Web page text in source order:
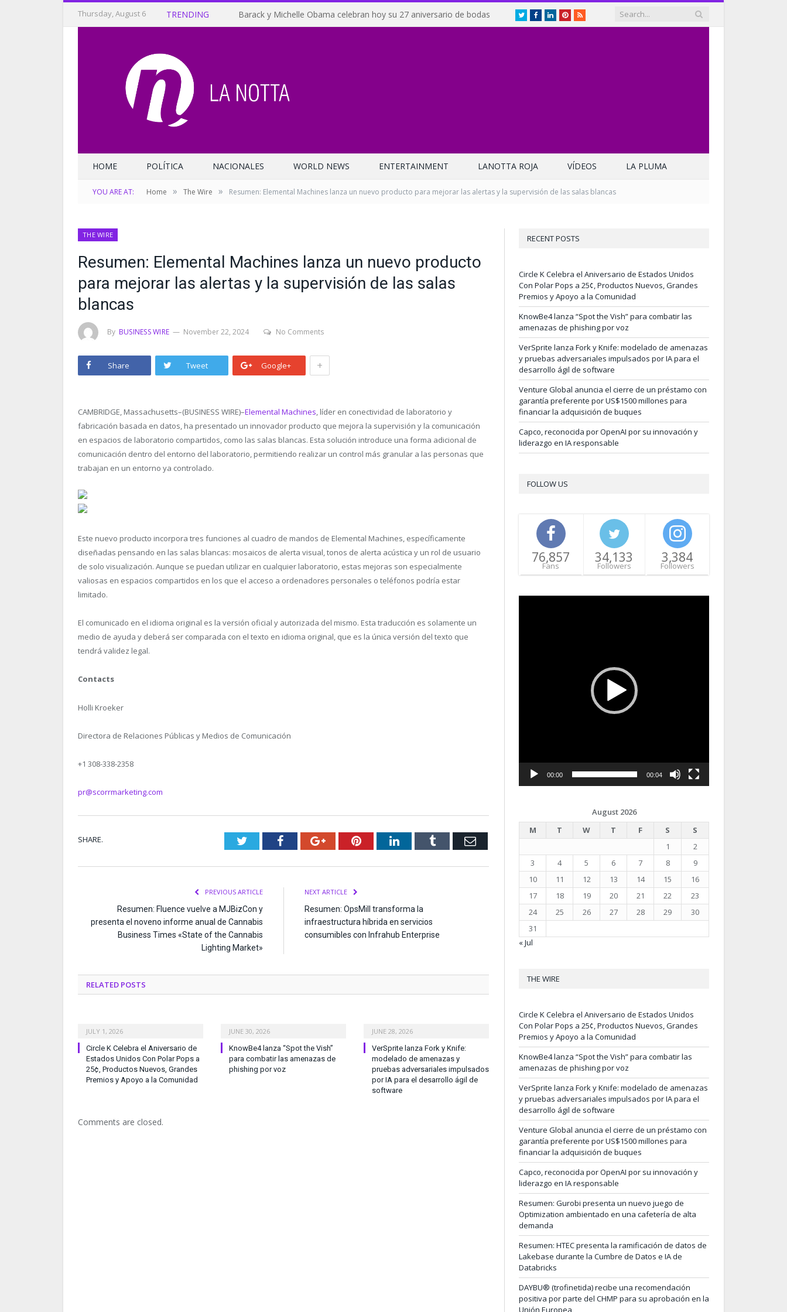
Thursday, August 6 TRENDING Barack y Michelle Obama celebran hoy su 27 aniversario de bodas TwitterFacebookLinkedInPinterest
RSS
HOME POLÍTICA NACIONALES WORLD NEWS ENTERTAINMENT LANOTTA ROJA VÍDEOS LA PLUMA
YOU ARE AT: Home » The Wire » Resumen: Elemental Machines lanza un nuevo producto para mejorar las alertas y la supervisión de las salas blancas
THE WIRE
Resumen: Elemental Machines lanza un nuevo producto
para mejorar las alertas y la supervisión de las salas
blancas
By BUSINESS WIRE November 22, 2024 No Comments
Share Tweet Google+ +
CAMBRIDGE, Massachusetts–(BUSINESS WIRE)–Elemental Machines, líder en conectividad de laboratorio y
fabricación basada en datos, ha presentado un innovador producto que mejora la supervisión y la comunicación
en espacios de laboratorio compartidos, como las salas blancas. Esta solución introduce una forma adicional de
comunicación dentro del entorno del laboratorio, permitiendo realizar un control más granular a las personas que
trabajan en un entorno ya controlado.
Este nuevo producto incorpora tres funciones al cuadro de mandos de Elemental Machines, específicamente
diseñadas pensando en las salas blancas: mosaicos de alerta visual, tonos de alerta acústica y un rol de usuario
de solo visualización. Aunque se puedan utilizar en cualquier laboratorio, estas mejoras son especialmente
valiosas en espacios compartidos en los que el acceso a ordenadores personales o teléfonos podría estar
limitado.
El comunicado en el idioma original es la versión oficial y autorizada del mismo. Esta traducción es solamente un
medio de ayuda y deberá ser comparada con el texto en idioma original, que es la única versión del texto que
tendrá validez legal.
Contacts
Holli Kroeker
Directora de Relaciones Públicas y Medios de Comunicación
+1 308-338-2358
pr@scorrmarketing.com
SHARE. TwitterFacebookGoogle+PinterestLinkedInTumblr Email
PREVIOUS ARTICLE
Resumen: Fluence vuelve a MJBizCon y
presenta el noveno informe anual de Cannabis
Business Times «State of the Cannabis
Lighting Market»
NEXT ARTICLE
Resumen: OpsMill transforma la
infraestructura híbrida en servicios
consumibles con Infrahub Enterprise
RELATED POSTS
JULY 1, 2026
Circle K Celebra el Aniversario de
Estados Unidos Con Polar Pops a
25¢, Productos Nuevos, Grandes
Premios y Apoyo a la Comunidad
JUNE 30, 2026
KnowBe4 lanza “Spot the Vish”
para combatir las amenazas de
phishing por voz
JUNE 28, 2026
VerSprite lanza Fork y Knife:
modelado de amenazas y
pruebas adversariales impulsados
por IA para el desarrollo ágil de
software
Comments are closed.
RECENT POSTS
Circle K Celebra el Aniversario de Estados Unidos
Con Polar Pops a 25¢, Productos Nuevos, Grandes
Premios y Apoyo a la Comunidad
KnowBe4 lanza “Spot the Vish” para combatir las
amenazas de phishing por voz
VerSprite lanza Fork y Knife: modelado de amenazas
y pruebas adversariales impulsados por IA para el
desarrollo ágil de software
Venture Global anuncia el cierre de un préstamo con
garantía preferente por US$1500 millones para
financiar la adquisición de buques
Capco, reconocida por OpenAI por su innovación y
liderazgo en IA responsable
FOLLOW US
76,857
Fans
34,133
Followers
3,384
Followers
00:00 00:04
August 2026
M
T W T F S
S
1
2
3
4 5 6 7 8
9
10
11 12 13 14 15
16
17
18 19 20 21 22
23
24
25 26 27 28 29
30
31
« Jul
THE WIRE
Circle K Celebra el Aniversario de Estados Unidos
Con Polar Pops a 25¢, Productos Nuevos, Grandes
Premios y Apoyo a la Comunidad
KnowBe4 lanza “Spot the Vish” para combatir las
amenazas de phishing por voz
VerSprite lanza Fork y Knife: modelado de amenazas
y pruebas adversariales impulsados por IA para el
desarrollo ágil de software
Venture Global anuncia el cierre de un préstamo con
garantía preferente por US$1500 millones para
financiar la adquisición de buques
Capco, reconocida por OpenAI por su innovación y
liderazgo en IA responsable
Resumen: Gurobi presenta un nuevo juego de
Optimization ambientado en una cafetería de alta
demanda
Resumen: HTEC presenta la ramificación de datos de
Lakebase durante la Cumbre de Datos e IA de
Databricks
DAYBU® (trofinetida) recibe una recomendación
positiva por parte del CHMP para su aprobación en la
Unión Europea